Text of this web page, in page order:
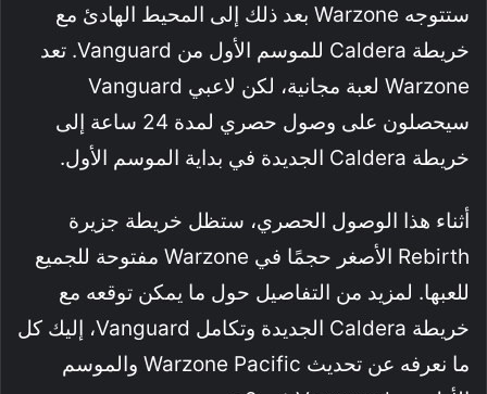
ستتوجه Warzone بعد ذلك إلى المحيط الهادئ مع
خريطة Caldera للموسم الأول من Vanguard. تعد
Warzone لعبة مجانية، لكن لاعبي Vanguard
سيحصلون على وصول حصري لمدة 24 ساعة إلى
خريطة Caldera الجديدة في بداية الموسم الأول.
أثناء هذا الوصول الحصري، ستظل خريطة جزيرة
Rebirth الأصغر حجمًا في Warzone مفتوحة للجميع
للعبها. لمزيد من التفاصيل حول ما يمكن توقعه مع
خريطة Caldera الجديدة وتكامل Vanguard، إليك كل
ما نعرفه عن تحديث Warzone Pacific والموسم